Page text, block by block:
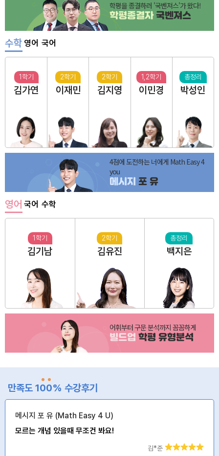
학평을 종결하러 '국벤져스'가 왔다!
학평종결자국벤져스
수학 영어 국어
1학기
김가연
2학기
이재민
2학기
김지영
1,2학기
이민경
총정리
박성인
4점에 도전하는 너에게 Math Easy 4
you
메시지 포 유
영어 국어 수학
1학기
김기남
2학기
김유진
총정리
백지은
어휘부터 구문 분석까지 꼼꼼하게
빌드업 학평 유형분석
만족도 100% 수강후기
메시지 포 유 (Math Easy 4 U)
모르는 개념 있을때 무조건 봐요!
김*준